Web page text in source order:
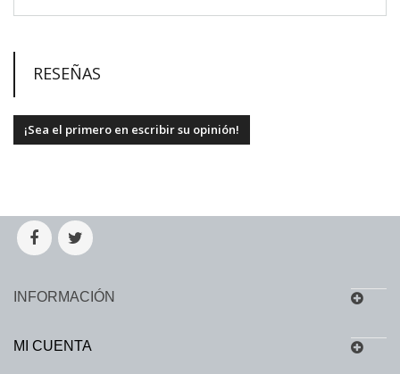
RESEÑAS
¡Sea el primero en escribir su opinión!
INFORMACIÓN
MI CUENTA